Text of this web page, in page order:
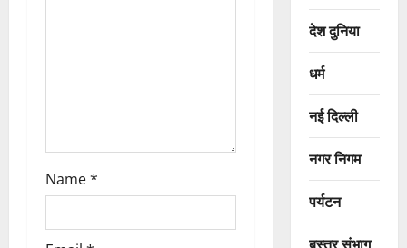
Name*
देश दुनिया
धर्म
नई दिल्ली
नगर निगम
पर्यटन